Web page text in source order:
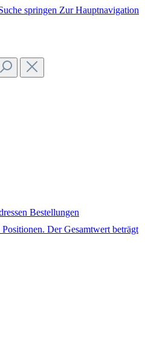
springen Zur Hauptnavigation
Bestellungen
Der Gesamtwert beträgt